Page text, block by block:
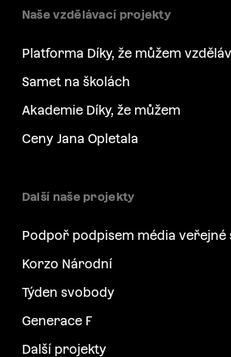
Naše vzdělávací projekty
Platforma Díky, že můžem
Samet na školách
Akademie Díky, že můžem
Ceny Jana Opletala
Další naše projekty
Podpoř podpisem média veřejné
Korzo Národní
Týden svobody
Generace F
Další projekty